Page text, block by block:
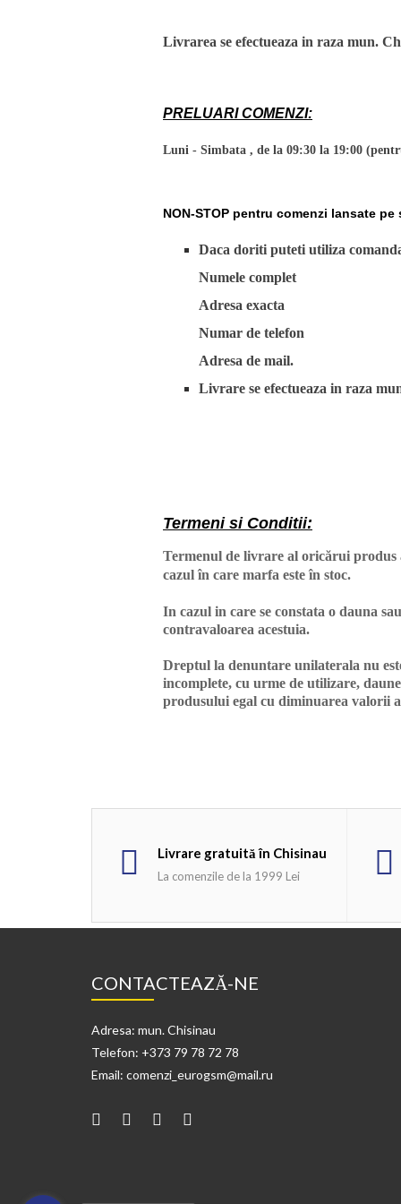
Livrarea se efectueaza in raza mun.
PRELUARI COMENZI:
Luni - Simbata , de la 09:30 la 19:00
NON-STOP pentru comenzi lansate
Daca doriti puteti utiliza
Numele complet
Adresa exacta
Numar de telefon
Adresa de mail.
Livrare se efectueaza in raza
Termeni si Conditii:
Termenul de livrare al oricărui
cazul în care marfa este în stoc.
In cazul in care se constata o dauna
contravaloarea acestuia.
Dreptul la denuntare unilaterala nu
incomplete, cu urme de utilizare,
produsului egal cu diminuarea valorii
Livrare gratuită în Chisinau
La comenzile de la 1999 Lei
CONTACTEAZĂ-NE
Adresa: mun. Chisinau
Telefon: +373 79 78 72 78
Email: comenzi_eurogsm@mail.ru